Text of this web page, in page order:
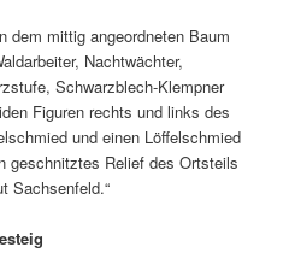
dem mittig ange­ord­neten Baum
Nachtwächter,
Schwarzblech-Klempner
Figuren rechts und links des
und einen Löffelschmied
geschnitztes Relief des Ortsteils
Sachsenfeld.“